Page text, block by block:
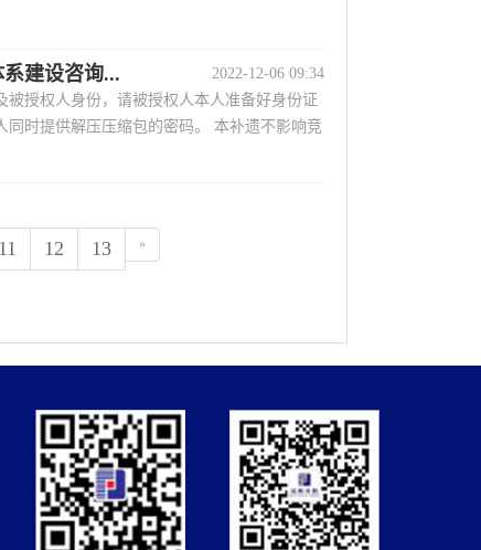
建设咨询...
2022-12-06 09:34
授权人身份，请被授权人本人准备好身份证
时提供解压压缩包的密码。 本补遗不影响竞
11 12 13 »